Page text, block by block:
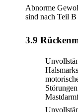
Abnorme
sind nach Teil
3.9